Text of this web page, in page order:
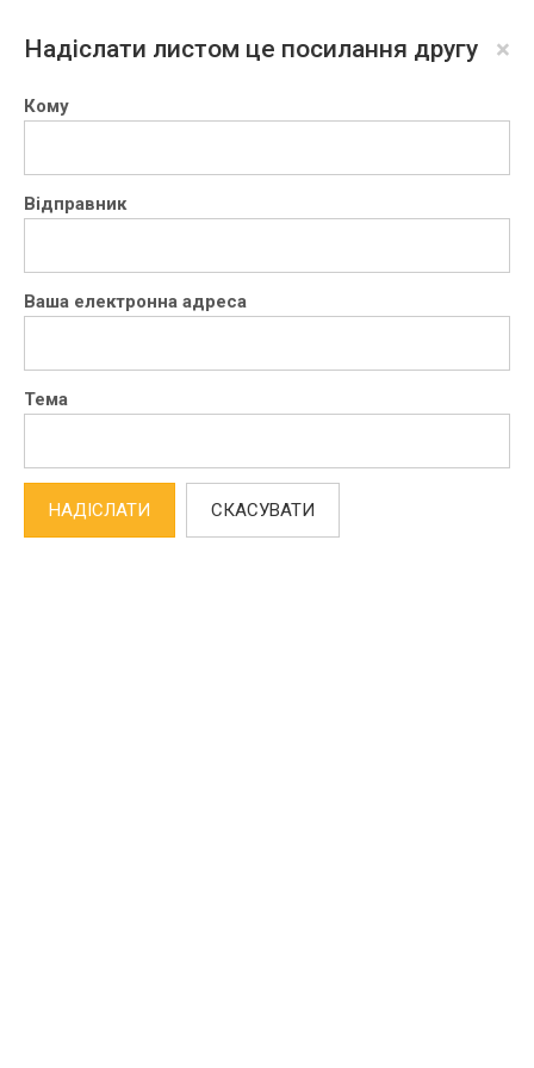
Надіслати листом це посилання другу ×
Кому
Відправник
Ваша електронна адреса
Тема
НАДІСЛАТИ СКАСУВАТИ